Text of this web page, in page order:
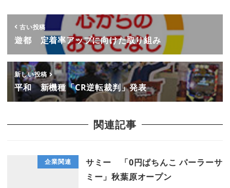
古い投稿
遊都 定着率アップに向けた取り組み
新しい投稿
平和 新機種「CR逆転裁判」発表
関連記事
企業関連
サミー 「0円ぱちんこ パーラーサ
ミー」秋葉原オープン